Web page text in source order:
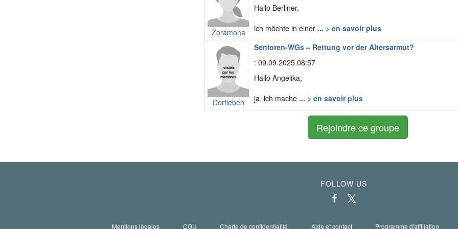
Zoramona
Hallo Berliner,
ich möchte in einer ... > en savoir plus
Dorfleben
Senioren-WGs – Rettung vor der Altersarmut?
: 09.09.2025 08:57
Hallo Angelika,
ja, ich mache ... > en savoir plus
Rejoindre ce groupe
FOLLOW US
Mentions légales CGU Charte de confidentialité Aide et contact Programme d'affiliation